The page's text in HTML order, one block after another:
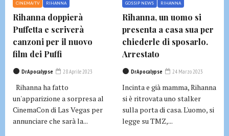
CINEMA/TV RIHANNA
Rihanna doppierà
Puffetta e scriverà
canzoni per il nuovo
film dei Puffi
DrApocalypse 28 Aprile 2023
Rihanna ha fatto
un'apparizione a sorpresa al
CinemaCon di Las Vegas per
annunciare che sarà la...
GOSSIP NEWS RIHANNA
Rihanna, un uomo si
presenta a casa sua per
chiederle di sposarlo.
Arrestato
DrApocalypse 24 Marzo 2023
Incinta e già mamma, Rihanna
si è ritrovata uno stalker
sulla porta di casa. L'uomo, si
legge su TMZ,...